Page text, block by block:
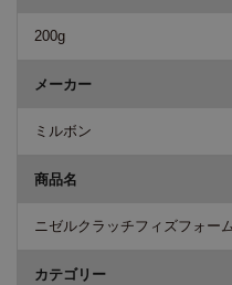
200g
メーカー
ミルボン
商品名
ニゼルクラッチフィズフォー
カテゴリー